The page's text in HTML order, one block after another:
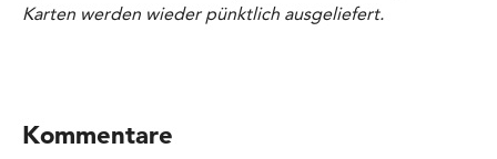
Karten werden wieder pünktlich ausgeliefert.
Kommentare